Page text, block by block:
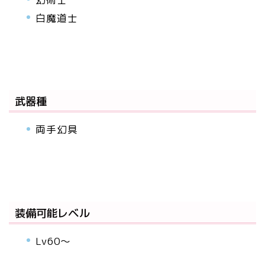
白魔道士
武器種
両手幻具
装備可能レベル
Lv60～